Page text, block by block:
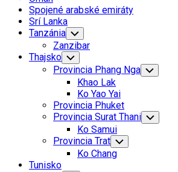
Spojené arabské emiráty
Srí Lanka
Tanzánia Toggle
Child
Menu
Zanzibar
Thajsko Toggle
Child
Menu
Provincia Phang Nga Toggle
Child
Khao Lak
Ko Yao Yai
Provincia Phuket
Provincia Surat Thani Toggle
Child
Ko Samui
Provincia Trat Toggle
Child
Menu
Ko Chang
Tunisko